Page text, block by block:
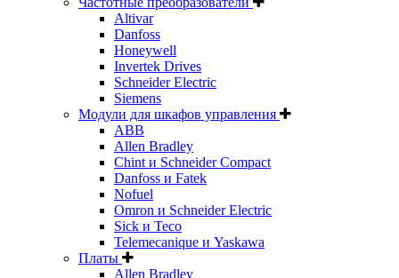
Altivar
Danfoss
Honeywell
Invertek Drives
Schneider Electric
Siemens
Модули для шкафов управления
ABB
Allen Bradley
Chint и Schneider Compact
Danfoss и Fatek
Nofuel
Omron и Schneider Electric
Sick и Teco
Telemecanique и Yaskawa
Платы
Allen Bradley